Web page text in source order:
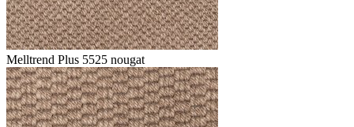
Melltrend Plus 5525 nougat